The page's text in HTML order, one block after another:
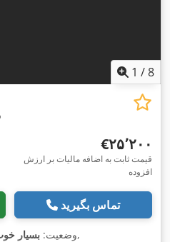
1 /8
‎€۲۵٬۲۰۰
قیمت ثابت به اضافه مالیات بر ارزش
افزوده
تماس بگیرید
وضعیت: بسیار ,